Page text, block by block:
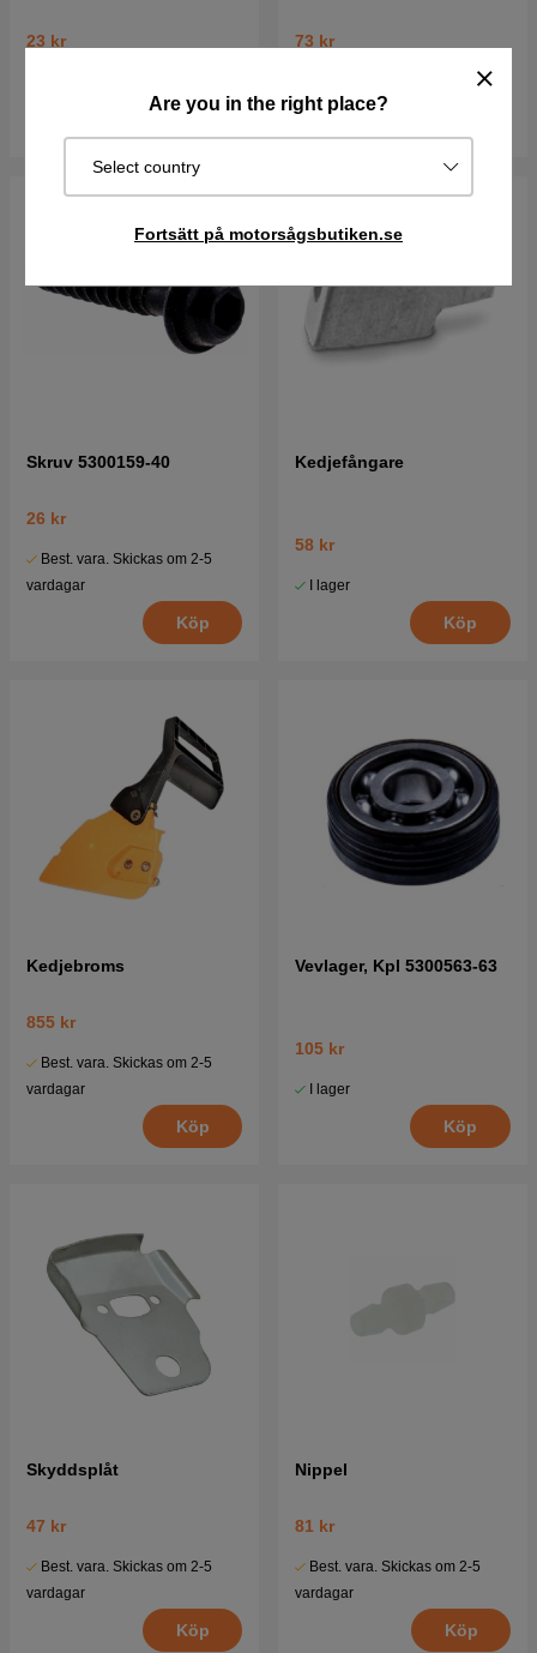
Are you in the right place?
Select country
Fortsätt på motorsågsbutiken.se
23 kr
Köp
73 kr
Skruv 5300159-40
26 kr
Best. vara. Skickas om 2-5
vardagar
Köp
Kedjefångare
58 kr
I lager
Köp
Kedjebroms
855 kr
Best. vara. Skickas om 2-5
vardagar
Köp
Vevlager, Kpl 5300563-63
105 kr
I lager
Köp
Skyddsplåt
47 kr
Best. vara. Skickas om 2-5
vardagar
Köp
Nippel
81 kr
Best. vara. Skickas om 2-5
vardagar
Köp